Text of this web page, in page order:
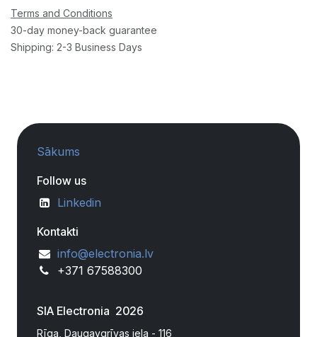
Terms and Conditions
30-day money-back guarantee
Shipping: 2-3 Business Days
Sākums
Follow us
Linkedin
Kontakti
info@electronia.lv
+371 67588300
SIA Electronia 2026
Rīga, Daugavgrīvas iela - 116